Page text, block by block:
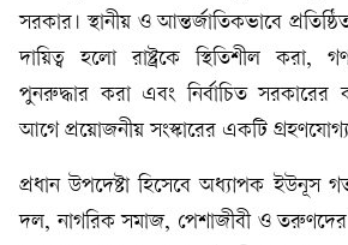
সরকার। স্থানীয় ও আন্তর্জাতিকভাবে
দায়িত্ব হলো রাষ্ট্রকে স্থিতিশীল করা,
পুনরুদ্ধার করা এবং নির্বাচিত সরকারের
আগে প্রয়োজনীয় সংস্কারের একটি
প্রধান উপদেষ্টা হিসেবে অধ্যাপক ইউনূস
দল, নাগরিক সমাজ, পেশাজীবী ও তরুণদের